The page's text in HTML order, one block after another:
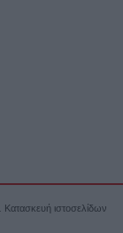
Κατασκευή ιστοσελίδων